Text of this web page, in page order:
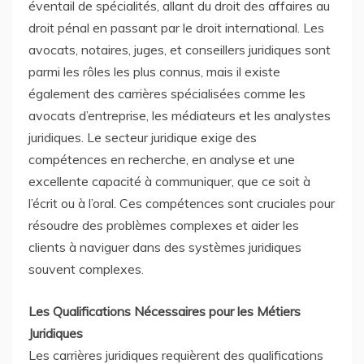
éventail de spécialités, allant du droit des affaires au
droit pénal en passant par le droit international. Les
avocats, notaires, juges, et conseillers juridiques sont
parmi les rôles les plus connus, mais il existe
également des carrières spécialisées comme les
avocats d’entreprise, les médiateurs et les analystes
juridiques. Le secteur juridique exige des
compétences en recherche, en analyse et une
excellente capacité à communiquer, que ce soit à
l’écrit ou à l’oral. Ces compétences sont cruciales pour
résoudre des problèmes complexes et aider les
clients à naviguer dans des systèmes juridiques
souvent complexes.
Les Qualifications Nécessaires pour les Métiers
Juridiques
Les carrières juridiques requièrent des qualifications